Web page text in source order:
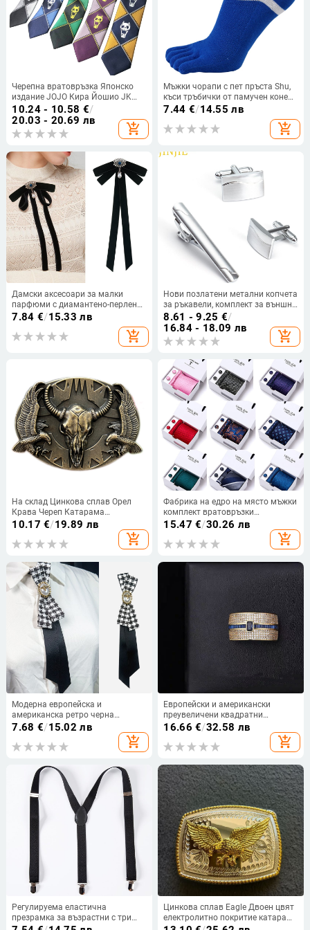
Черепна вратовръзка Японско
издание JOJO Кира Йошио JK
Аниме Цип Ръчна игра Чудесно
приключение Коледа Хелоуин
10.24 - 10.58 €/
20.03 - 20.69 лв
add_shopping_cart
Мъжки чорапи с пет пръста Shu,
къси тръбички от памучен конец
с мрежа, пролетни и летни, с
7.44 €/14.55 лв
add_shopping_cart
Дамски аксесоари за малки
парфюми с диамантено-перлено
око на дявола, колежански стил,
7.84 €/15.33 лв
add_shopping_cart
Нови позлатени метални копчета
за ръкавели, комплект за външна
търговия, мъжки щипки за
вратовръзка
8.61 - 9.25 €/
16.84 - 18.09 лв
add_shopping_cart
На склад Цинкова сплав Орел
Крава Череп Катарама
Закопчалка Западен Деним
Европейска и американска
външна търговия Трансгранична
10.17 €/19.89 лв
add_shopping_cart
Фабрика на едро на място мъжки
комплект вратовръзки
подаръчна кутия 5 части
комплект групови вратовръзки
бизнес официални сватбени
15.47 €/30.26 лв
add_shopping_cart
Модерна европейска и
американска ретро черна
вратовръзка с панделка и пчелен
дизайн, нишова риза без възли,
дамска вратовръзка
7.68 €/15.02 лв
add_shopping_cart
Европейски и американски
преувеличени квадратни
многоредови пълни диаманти и
циркон с микроинкрустация,
фиксиран пръстен с щипка за
мъже
16.66 €/32.58 лв
add_shopping_cart
Регулируема еластична
презрамка за възрастни с три
щипки, ширина 2,5 см, черна,
Цинкова сплав Eagle Двоен цвят
електролитно покритие катарама
за колан в западен стил